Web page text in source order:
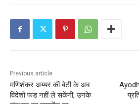
Previous article
मणिशंकर अय्यर की बेटी के अब
विदेशों फंड नहीं ले सकेंगी, उनके